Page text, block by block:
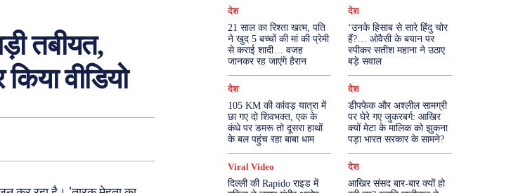
तबीयत,
वीडियो
दुनिया
मनोरंजन
राजनीति वास्तु शास्त्र
More
देश
21 साल का रिश्ता खत्म, पति
ने खुद 5 बच्चों की मां की प्रेमी
से कराई शादी… वजह
जानकर रह जाएंगे हैरान
देश
‘उनके हिसाब से सारे हिंदु चोर
हैं?… ओवैसी के बयान पर
स्पीकर सतीश महाना ने उठाए
बड़े सवाल
देश
105 KM की कांवड़ यात्रा में
छा गए दो शिवभक्त, एक के
कंधे पर डमरू तो दूसरा हाथों
के बल पहुंच रहा बाबा धाम
देश
डीपफेक और अश्लील सामग्री
पर घेरे गए जुकरबर्ग: आखिर
क्यों मेटा के मालिक को झुकना
पड़ा भारत सरकार के सामने?
Viral Video
दिल्ली की Rapido राइड में
देश
आखिर संसद बार-बार क्यों हो